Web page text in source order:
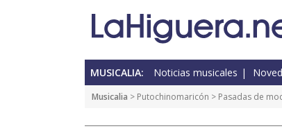
MUSICALIA: Noticias musicales
Musicalia > Putochinomaricón > Pasadas de